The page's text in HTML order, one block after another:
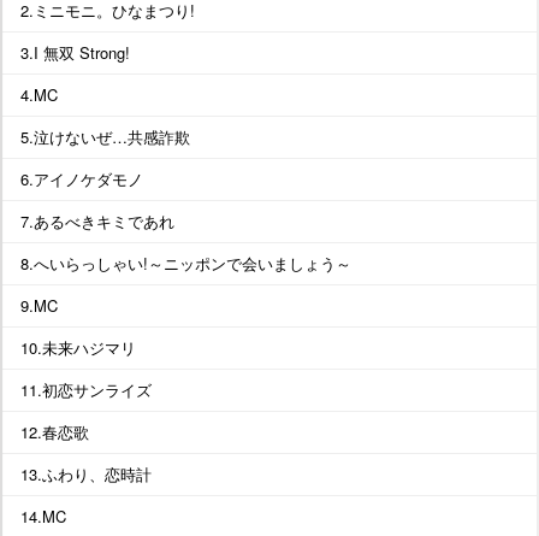
2.ミニモニ。ひなまつり!
3.I 無双 Strong!
4.MC
5.泣けないぜ…共感詐欺
6.アイノケダモノ
7.あるべきキミであれ
8.へいらっしゃい!～ニッポンで会いましょう～
9.MC
10.未来ハジマリ
11.初恋サンライズ
12.春恋歌
13.ふわり、恋時計
14.MC